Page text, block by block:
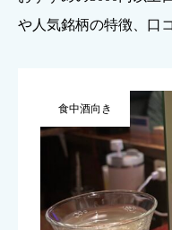
や人気銘柄の特徴、口
食中酒向き